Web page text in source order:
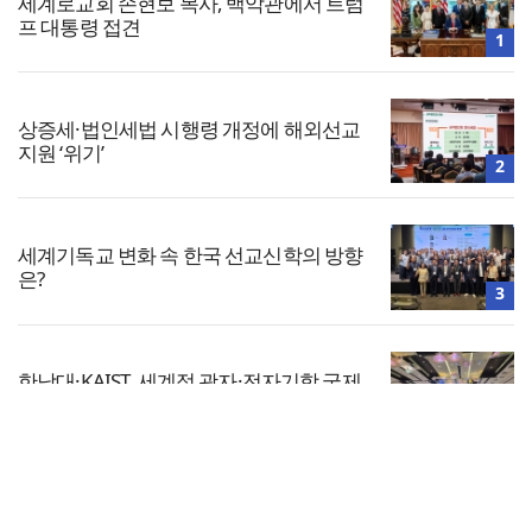
프 대통령 접견
1
상증세·법인세법 시행령 개정에 해외선교
지원 ‘위기’
2
세계기독교 변화 속 한국 선교신학의 방향
은?
3
한남대·KAIST, 세계적 광자·전자기학 국제